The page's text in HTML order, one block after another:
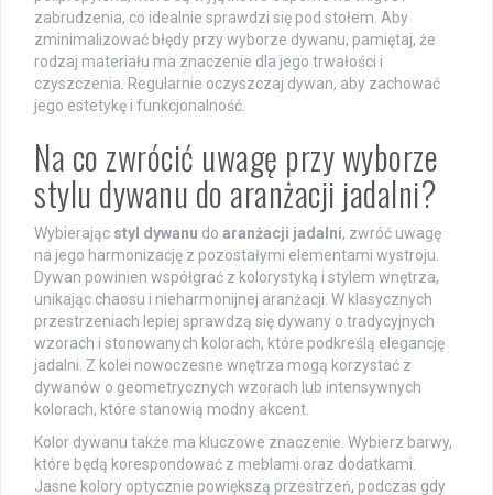
zabrudzenia, co idealnie sprawdzi się pod stołem. Aby
zminimalizować błędy przy wyborze dywanu, pamiętaj, że
rodzaj materiału ma znaczenie dla jego trwałości i
czyszczenia. Regularnie oczyszczaj dywan, aby zachować
jego estetykę i funkcjonalność.
Na co zwrócić uwagę przy wyborze
stylu dywanu do aranżacji jadalni?
Wybierając styl dywanu do aranżacji jadalni, zwróć uwagę
na jego harmonizację z pozostałymi elementami wystroju.
Dywan powinien współgrać z kolorystyką i stylem wnętrza,
unikając chaosu i nieharmonijnej aranżacji. W klasycznych
przestrzeniach lepiej sprawdzą się dywany o tradycyjnych
wzorach i stonowanych kolorach, które podkreślą elegancję
jadalni. Z kolei nowoczesne wnętrza mogą korzystać z
dywanów o geometrycznych wzorach lub intensywnych
kolorach, które stanowią modny akcent.
Kolor dywanu także ma kluczowe znaczenie. Wybierz barwy,
które będą korespondować z meblami oraz dodatkami.
Jasne kolory optycznie powiększą przestrzeń, podczas gdy